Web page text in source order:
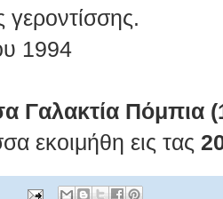
γεροντίσσης.
1994
Γαλακτία Πόμπια
εκοιμήθη εις τας